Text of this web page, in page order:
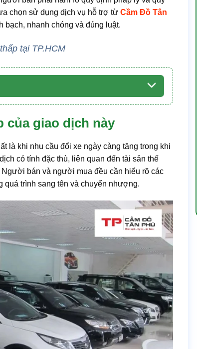
chọn sử dụng dịch vụ hỗ trợ từ Cầm Đồ Tân
bạch, nhanh chóng và đúng luật.
tại TP.HCM
của giao dịch này
là khi nhu cầu đổi xe ngày càng tăng trong khi
có tính đặc thù, liên quan đến tài sản thế
bán và người mua đều cần hiểu rõ các
quá trình sang tên và chuyển nhượng.